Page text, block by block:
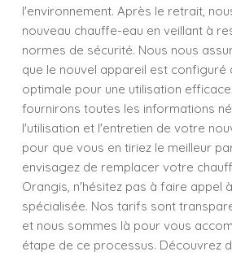
l'environnement. Après le retrait,
nouveau chauffe-eau en veillant à
normes de sécurité. Nous nous
que le nouvel appareil est configuré
optimale pour une utilisation
fournirons toutes les informations
l'utilisation et l'entretien de votre
pour que vous en tiriez le meilleur
envisagez de remplacer votre
Orangis, n'hésitez pas à faire appel
spécialisée. Nos tarifs sont
et nous sommes là pour vous
étape de ce processus. Découvrez